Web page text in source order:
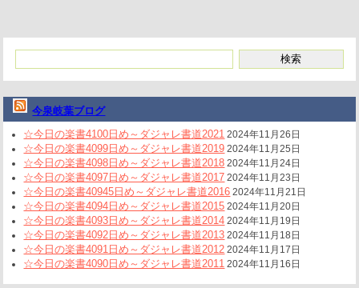
今泉岐葉ブログ
☆今日の楽書4100日め～ダジャレ書道2021 2024年11月26日
☆今日の楽書4099日め～ダジャレ書道2019 2024年11月25日
☆今日の楽書4098日め～ダジャレ書道2018 2024年11月24日
☆今日の楽書4097日め～ダジャレ書道2017 2024年11月23日
☆今日の楽書40945日め～ダジャレ書道2016 2024年11月21日
☆今日の楽書4094日め～ダジャレ書道2015 2024年11月20日
☆今日の楽書4093日め～ダジャレ書道2014 2024年11月19日
☆今日の楽書4092日め～ダジャレ書道2013 2024年11月18日
☆今日の楽書4091日め～ダジャレ書道2012 2024年11月17日
☆今日の楽書4090日め～ダジャレ書道2011 2024年11月16日